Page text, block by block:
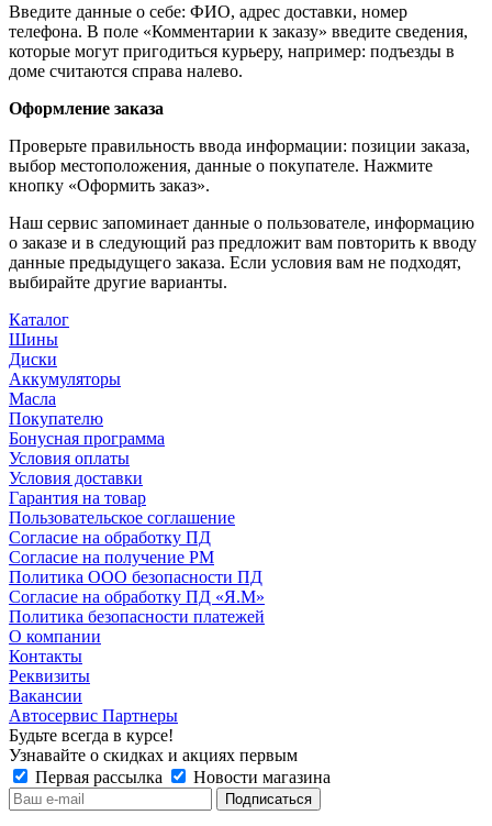
Введите данные о себе: ФИО, адрес доставки, номер
телефона. В поле «Комментарии к заказу» введите сведения,
которые могут пригодиться курьеру, например: подъезды в
доме считаются справа налево.
Оформление заказа
Проверьте правильность ввода информации: позиции заказа,
выбор местоположения, данные о покупателе. Нажмите
кнопку «Оформить заказ».
Наш сервис запоминает данные о пользователе, информацию
о заказе и в следующий раз предложит вам повторить к вводу
данные предыдущего заказа. Если условия вам не подходят,
выбирайте другие варианты.
Каталог
Шины
Диски
Аккумуляторы
Масла
Покупателю
Бонусная программа
Условия оплаты
Условия доставки
Гарантия на товар
Пользовательское соглашение
Согласие на обработку ПД
Согласие на получение РМ
Политика ООО безопасности ПД
Согласие на обработку ПД «Я.М»
Политика безопасности платежей
О компании
Контакты
Реквизиты
Вакансии
Автосервис Партнеры
Будьте всегда в курсе!
Узнавайте о скидках и акциях первым
Первая рассылка
Новости магазина